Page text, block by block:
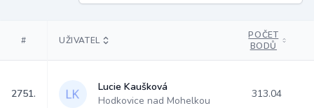
# UŽIVATEL
POČET
BODŮ
2751.
Lucie Kaušková
Hodkovice nad Mohelkou
313.04